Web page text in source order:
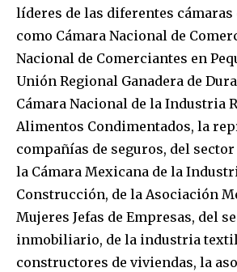
líderes de las diferentes
como Cámara Nacional de
Nacional de Comerciantes en
Unión Regional Ganadera de
Cámara Nacional de la Industria
Alimentos Condimentados, la
compañías de seguros, del
la Cámara Mexicana de la
Construcción, de la Asociación
Mujeres Jefas de Empresas, del
inmobiliario, de la industria
constructores de viviendas, la